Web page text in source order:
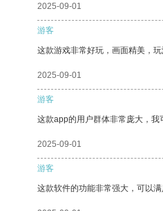
2025-09-01
游客
这款游戏非常好玩，画面精美，
2025-09-01
游客
这款app的用户群体非常庞大，我
2025-09-01
游客
这款软件的功能非常强大，可以满